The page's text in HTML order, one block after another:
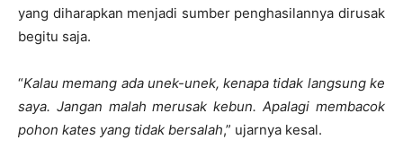
yang diharapkan menjadi sumber penghasilannya dirusak
begitu saja.
“Kalau memang ada unek-unek, kenapa tidak langsung ke
saya. Jangan malah merusak kebun. Apalagi membacok
pohon kates yang tidak bersalah,” ujarnya kesal.